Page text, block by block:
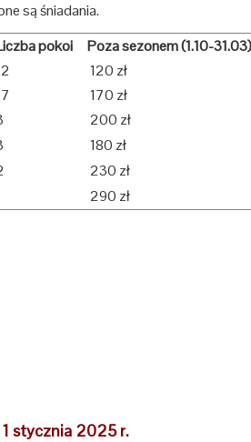
są śniadania.
pokoi
Poza sezonem (1.10-
120 zł
170 zł
200 zł
180 zł
230 zł
290 zł
1 stycznia 2025 r.